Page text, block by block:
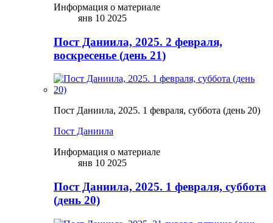
Информация о материале
янв 10 2025
Пост Даниила, 2025. 2 февраля,
воскресенье (день 21)
Пост Даниила, 2025. 1 февраля, суббота (день 20)
Пост Даниила
Информация о материале
янв 10 2025
Пост Даниила, 2025. 1 февраля, суббота
(день 20)